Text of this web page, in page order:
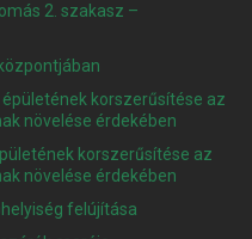
2. szakasz –
korszerűsítése az
növelése érdekében
korszerűsítése az
növelése érdekében
felújítása